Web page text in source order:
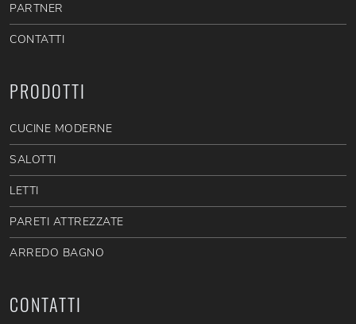
PARTNER
CONTATTI
PRODOTTI
CUCINE MODERNE
SALOTTI
LETTI
PARETI ATTREZZATE
ARREDO BAGNO
CONTATTI